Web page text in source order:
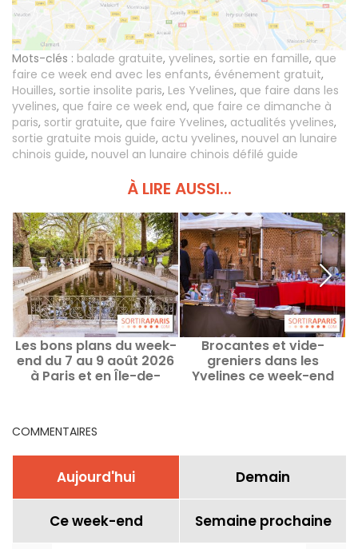
Mots-clés : balade gratuite, yvelines, sortie en famille, que
faire ce week end avec les enfants, événement gratuit,
Houilles, sortie insolite paris, Les Yvelines, que faire dans les
yvelines, que faire ce week end, que faire ce dimanche à
paris, sortir gratuite, que faire Yvelines, actualités yvelines,
sortie gratuite mois guide, actu yvelines, nouvel an lunaire
chinois guide, nouvel an lunaire chinois défilé guide
À LIRE AUSSI...
Les bons plans du week-
end du 7 au 9 août 2026
à Paris et en Île-de-
Brocantes et vide-
greniers dans les
Yvelines ce week-end
COMMENTAIRES
Aujourd'hui Demain
Ce week-end Semaine prochaine